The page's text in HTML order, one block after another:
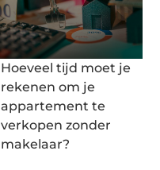
Hoeveel tijd moet je
rekenen om je
appartement te
verkopen zonder
makelaar?